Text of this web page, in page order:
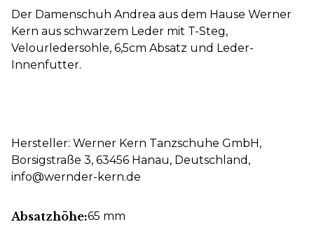
Der Damenschuh Andrea aus dem Hause Werner
Kern aus schwarzem Leder mit T-Steg,
Velourledersohle, 6,5cm Absatz und Leder-
Innenfutter.
Hersteller: Werner Kern Tanzschuhe GmbH,
Borsigstraße 3, 63456 Hanau, Deutschland,
info@wernder-kern.de
Absatzhöhe:65 mm